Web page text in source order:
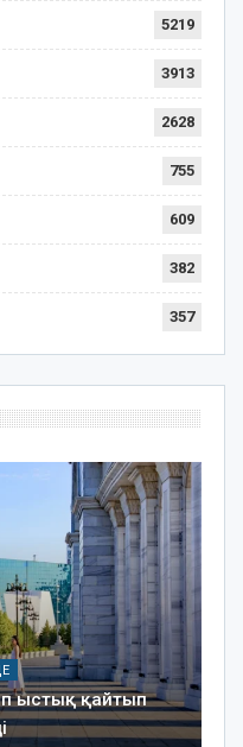
5219
3913
2628
755
609
382
357
ыстық қайтып